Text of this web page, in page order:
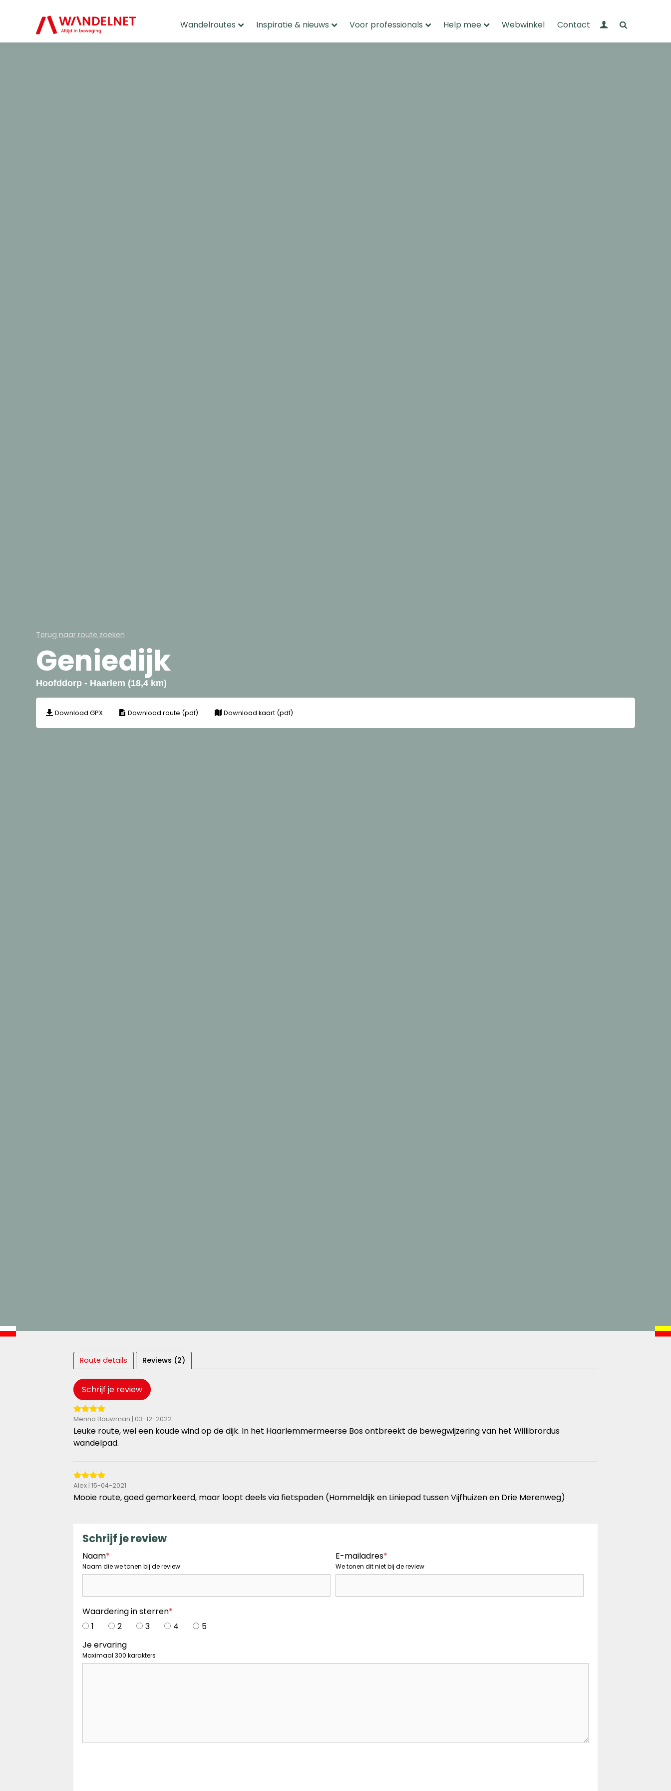
Wandelroutes Inspiratie & nieuws Voor professionals Help mee Webwinkel Contact Mijn Wandelnet
Terug naar route zoeken
Geniedijk
Hoofddorp - Haarlem (18,4 km)
Download GPX Download route (pdf) Download kaart (pdf)
Route details Reviews (2)
Schrijf je review
4
van
de
Menno Bouwman | 03-12-2022
Leuke route, wel een koude wind op de dijk. In het Haarlemmermeerse Bos ontbreekt de bewegwijzering van het Willibrordus
wandelpad.
4
van
sterren
Alex | 15-04-2021
Mooie route, goed gemarkeerd, maar loopt deels via fietspaden (Hommeldijk en Liniepad tussen Vijfhuizen en Drie Merenweg)
Schrijf je review
Naam*
Naam die we tonen bij de review
E-mailadres*
We tonen dit niet bij de review
Waardering in sterren*
1
2 3 4
5
Je ervaring
Maximaal 300 karakters